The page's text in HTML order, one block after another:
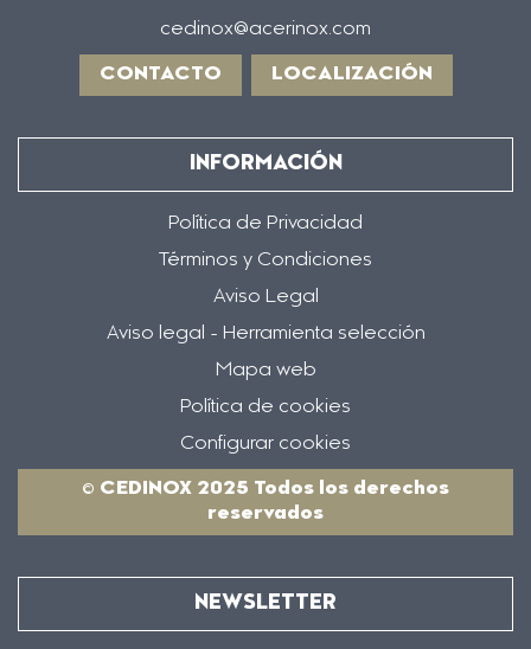
cedinox@acerinox.com
CONTACTO LOCALIZACIÓN
INFORMACIÓN
Política de Privacidad
Términos y Condiciones
Aviso Legal
Aviso legal - Herramienta selección
Mapa web
Política de cookies
Configurar cookies
© CEDINOX 2025 Todos los derechos
reservados
NEWSLETTER